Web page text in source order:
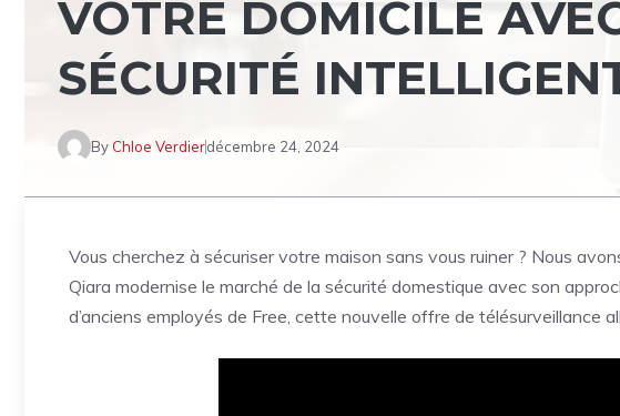
VOTRE DOMICILE
SÉCURITÉ
ByChloe Verdierdécembre 24, 2024
Vous cherchez à sécuriser votre maison sans vous ruiner ? Nous
Qiara modernise le marché de la sécurité domestique avec son
d’anciens employés de Free, cette nouvelle offre de télésurveillance